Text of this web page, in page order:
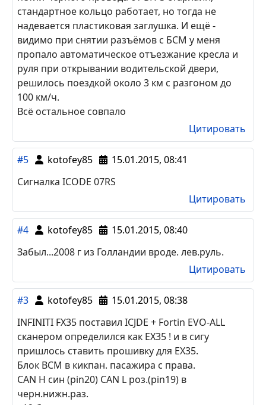
Infiniti FX35 2007 с интеллектуальным ключом -
БСМ - чёрный разъём - повороты - зелёно-
белый, коричнево-белый. Зарядка -оранжевый с
генератора, концевик капота - зелёный на
штатном концевике. Все концевики через два
диода. У замка зажигания - красно-белый и
красно-синий провода - наличие ключа и
нажатие поворотного барашка (+). На замок 3
стандартное кольцо работает, но тогда не
надевается пластиковая заглушка. И ещё -
видимо при снятии разъёмов с БСМ у меня
пропало автоматическое отъезжание кресла и
руля при открывании водительской двери,
решилось поездкой около 3 км с разгоном до
100 км/ч.
Всё остальное совпало
Цитировать
#5 kotofey85
15.01.2015, 08:41
Сигналка ICODE 07RS
Цитировать
#4 kotofey85
15.01.2015, 08:40
Забыл...2008 г из Голландии вроде. лев.руль.